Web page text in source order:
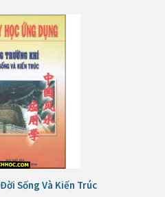
Sống Và Kiến Trúc